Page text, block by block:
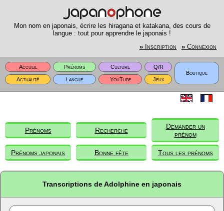
Mon nom en japonais, écrire les hiragana et katakana, des cours de
langue : tout pour apprendre le japonais !
» Inscription » Connexion
Accueil Prénoms Culture
Q/R
Boutique
Actualité
Langue YouTube Jeux
Prénoms Recherche
Demander un
prénom
Prénoms japonais Bonne fête Tous les prénoms
Transcriptions de Adolphine en japonais